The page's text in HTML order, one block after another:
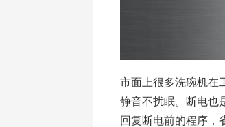
市面上很多洗碗机在
静音不扰眠。断电也
回复断电前的程序，